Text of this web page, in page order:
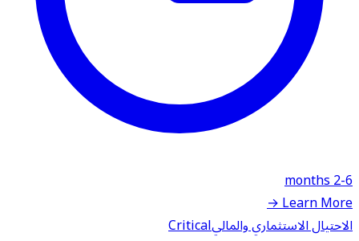
2-6 months
Learn More →
الاحتيال الاستثماري والماليCritical